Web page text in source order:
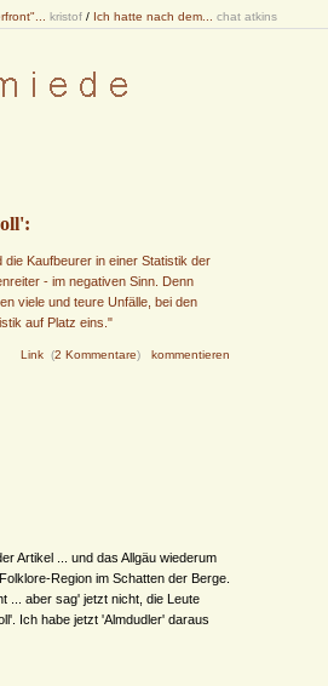
kristof / Ich hatte nach dem... chat atkins
Kaufbeurer in einer Statistik der
- im negativen Sinn. Denn
viele und teure Unfälle, bei den
auf Platz eins."
Link (2 Kommentare) kommentieren
Artikel ... und das Allgäu wiederum
Region im Schatten der Berge.
... aber sag' jetzt nicht, die Leute
Ich habe jetzt 'Almdudler' daraus